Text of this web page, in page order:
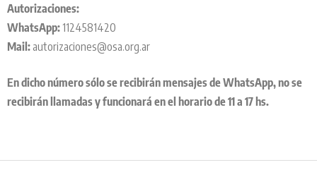
Autorizaciones:
WhatsApp:1124581420
Mail:autorizaciones@osa.org.ar
En dicho número sólo se recibirán mensajes de WhatsApp, no se
recibirán llamadas y funcionará en el horario de 11 a 17 hs.